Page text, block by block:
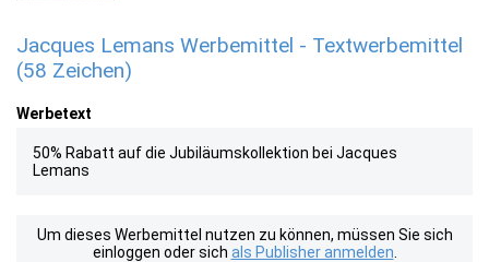
Jacques Lemans Werbemittel - Textwerbemittel
(58 Zeichen)
Werbetext
50% Rabatt auf die Jubiläumskollektion bei Jacques
Lemans
Um dieses Werbemittel nutzen zu können, müssen Sie sich
einloggen oder sich als Publisher anmelden